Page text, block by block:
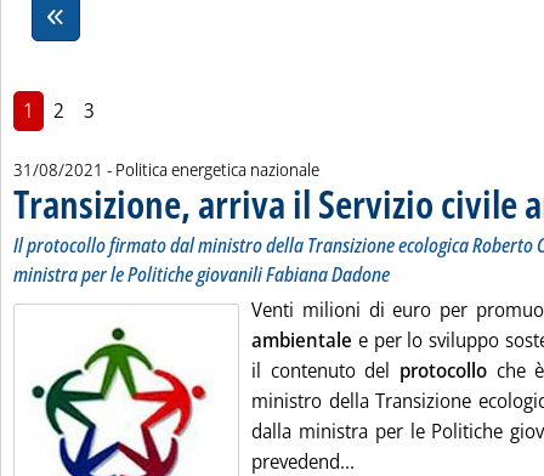
1 2 3
31/08/2021 - Politica energetica nazionale
Transizione, arriva il Servizio civile
Il protocollo firmato dal ministro della Transizione ecologica Roberto
ministra per le Politiche giovanili Fabiana Dadone
Venti milioni di euro per
ambientale e per lo sviluppo
il contenuto del protocollo che
ministro della Transizione
dalla ministra per le Politiche
prevedend...